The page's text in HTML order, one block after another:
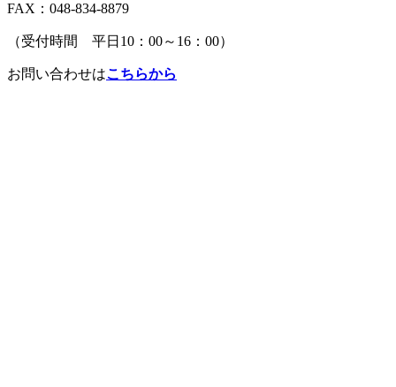
FAX：048-834-8879
（受付時間 平日10：00～16：00）
お問い合わせはこちらから